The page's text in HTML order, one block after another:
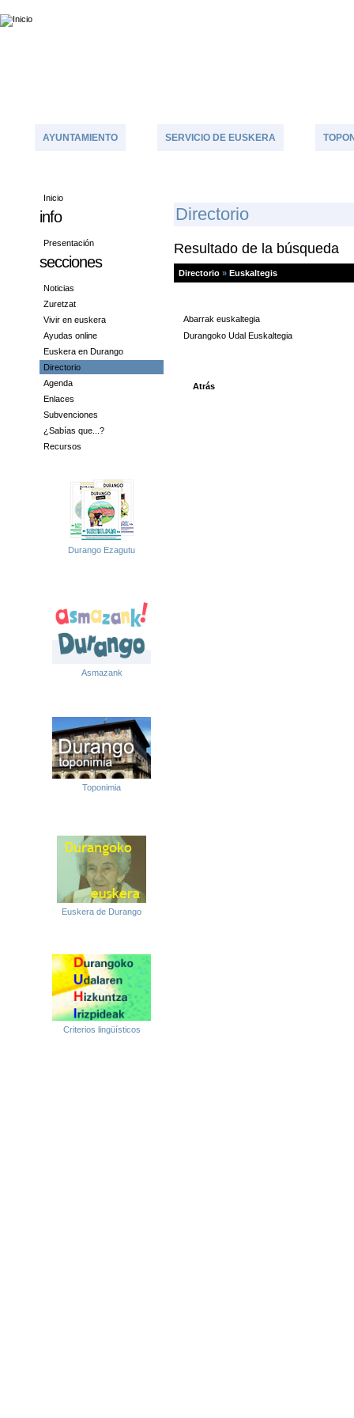
AYUNTAMIENTO SERVICIO DE EUSKERA
Inicio
info
Presentación
secciones
Noticias
Zuretzat
Vivir en euskera
Ayudas online
Euskera en Durango
Directorio
Agenda
Enlaces
Subvenciones
¿Sabías que...?
Recursos
Durango Ezagutu
Asmazank
Toponimia
Euskera de Durango
Criterios lingüísticos
DIrectorio
Resultado de la búsqueda
Directorio » Euskaltegis
Abarrak euskaltegia
Durangoko Udal Euskaltegia
Atrás